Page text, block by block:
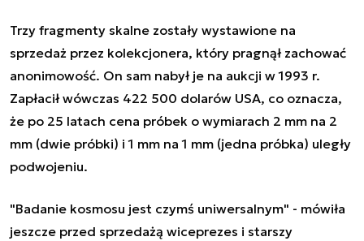
Trzy fragmenty skalne zostały wystawione na
sprzedaż przez kolekcjonera, który pragnął zachować
anonimowość. On sam nabył je na aukcji w 1993 r.
Zapłacił wówczas 422 500 dolarów USA, co oznacza,
że po 25 latach cena próbek o wymiarach 2 mm na 2
mm (dwie próbki) i 1 mm na 1 mm (jedna próbka) uległy
podwojeniu.
"Badanie kosmosu jest czymś uniwersalnym" - mówiła
jeszcze przed sprzedażą wiceprezes i starszy